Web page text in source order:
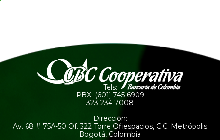
Tels:
PBX: (601) 745 6909
323 234 7008
Dirección:
Av. 68 # 75A-50 Of. 322 Torre Ofiespacios, C.C. Metrópolis
Bogotá, Colombia